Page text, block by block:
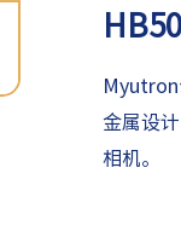
金属设
相机。